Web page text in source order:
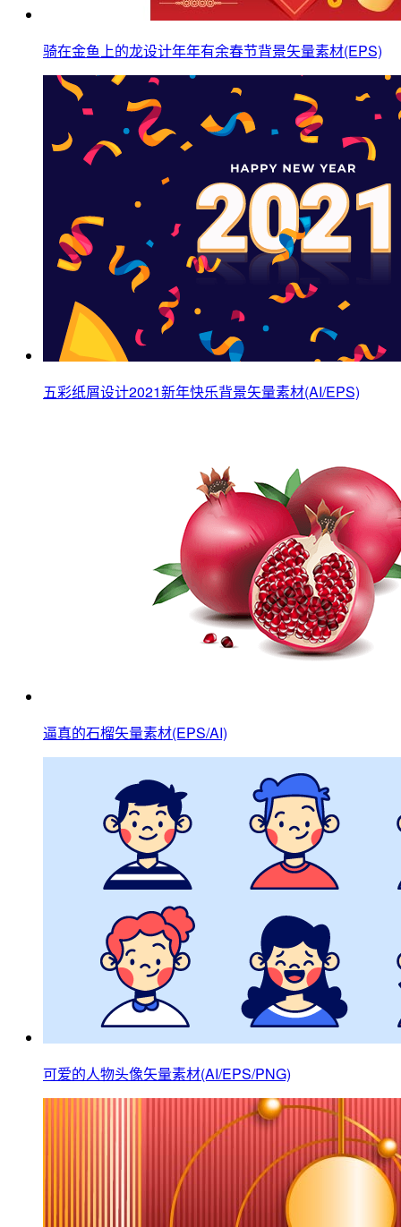
骑在金鱼上的龙设计年年有余春节背景矢量素材(EPS)
五彩纸屑设计2021新年快乐背景矢量素材(AI/EPS)
逼真的石榴矢量素材(EPS/AI)
可爱的人物头像矢量素材(AI/EPS/PNG)